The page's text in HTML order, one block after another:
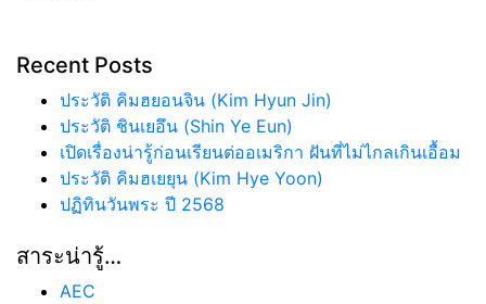
Recent Posts
ประวัติ คิมฮยอนจิน (Kim Hyun Jin)
ประวัติ ชินเยอึน (Shin Ye Eun)
เปิดเรื่องน่ารู้ก่อนเรียนต่ออเมริกา ฝันที่ไม่ไกลเกินเอื้อม
ประวัติ คิมฮเยยุน (Kim Hye Yoon)
ปฏิทินวันพระ ปี 2568
สาระน่ารู้…
AEC